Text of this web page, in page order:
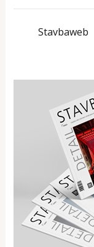
Stavbaweb